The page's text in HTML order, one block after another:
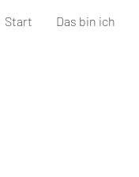
Start Das bin ich